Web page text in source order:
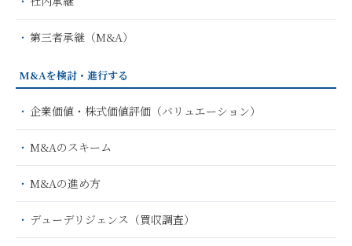
第三者承継（M&A）
M&Aを検討・進行する
企業価値・株式価値評価（バリュエーション）
M&Aのスキーム
M&Aの進め方
デューデリジェンス（買収調査）